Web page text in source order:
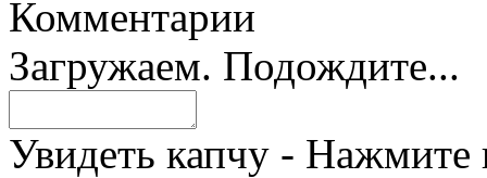
Комментарии
Загружаем. Подождите...
Увидеть капчу - Нажмите